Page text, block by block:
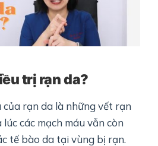
trị rạn da?
của rạn da là những vết rạn
các mạch máu vẫn còn
tế bào da tại vùng bị rạn.